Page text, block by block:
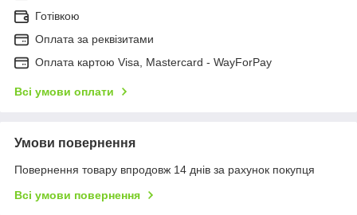
Готівкою
Оплата за реквізитами
Оплата картою Visa, Mastercard - WayForPay
Всі умови оплати
Умови повернення
Повернення товару впродовж 14 днів за рахунок покупця
Всі умови повернення